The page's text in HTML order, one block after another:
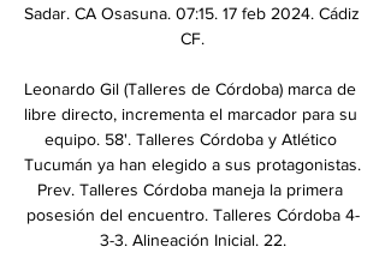
Sadar. CA Osasuna. 07:15. 17 feb 2024. Cádiz
CF.
Leonardo Gil (Talleres de Córdoba) marca de
libre directo, incrementa el marcador para su
equipo. 58'. Talleres Córdoba y Atlético
Tucumán ya han elegido a sus protagonistas.
Prev. Talleres Córdoba maneja la primera
posesión del encuentro. Talleres Córdoba 4-
3-3. Alineación Inicial. 22.